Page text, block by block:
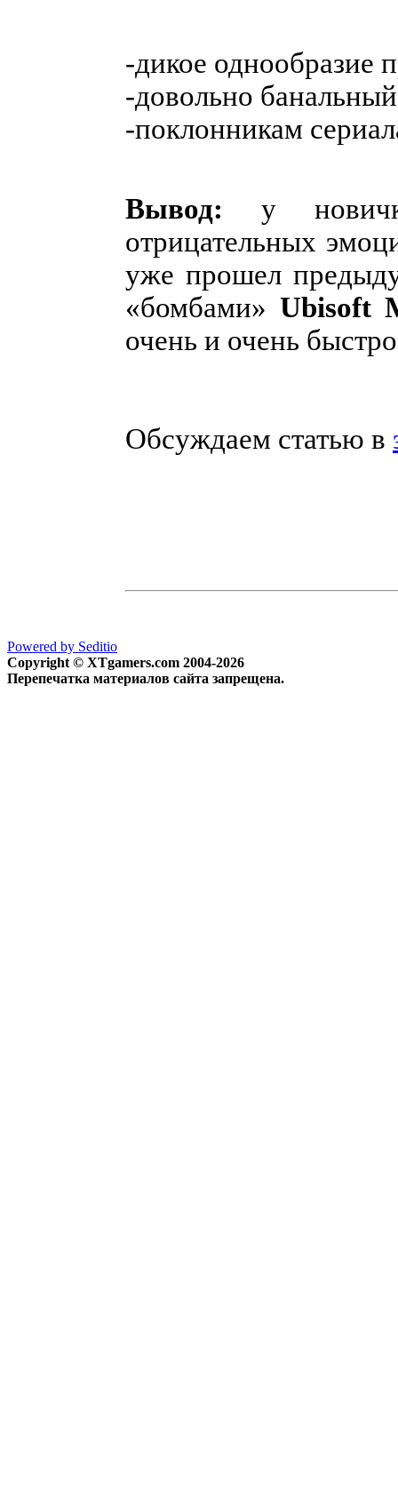
-дикое однообразие
-довольно
-поклонникам
Вывод: у
отрицательных
уже прошел
«бомбами»Ubisoft
очень и очень
Обсуждаем статью в
Powered by Seditio
Copyright © XTgamers.com 2004-2026
Перепечатка материалов сайта запрещена.